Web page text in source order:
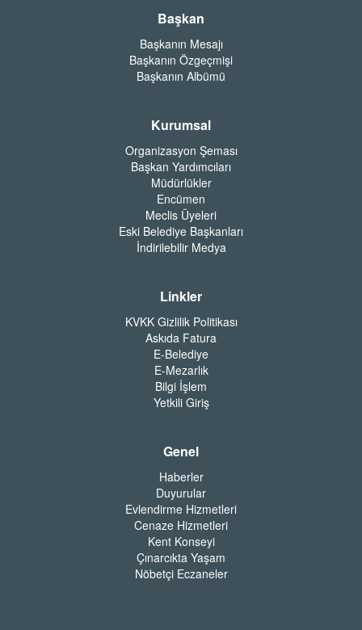
Başkan
Başkanın Mesajı
Başkanın Özgeçmişi
Başkanın Albümü
Kurumsal
Organizasyon Şeması
Başkan Yardımcıları
Müdürlükler
Encümen
Meclis Üyeleri
Eski Belediye Başkanları
İndirilebilir Medya
Linkler
KVKK Gizlilik Politikası
Askıda Fatura
E-Belediye
E-Mezarlık
Bilgi İşlem
Yetkili Giriş
Genel
Haberler
Duyurular
Evlendirme Hizmetleri
Cenaze Hizmetleri
Kent Konseyi
Çınarcıkta Yaşam
Nöbetçi Eczaneler